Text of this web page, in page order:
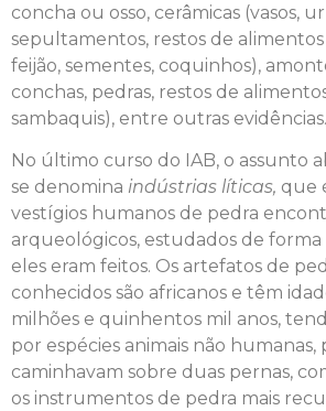
concha ou osso, cerâmicas (vasos,
sepultamentos, restos de alimentos
feijão, sementes, coquinhos),
conchas, pedras, restos de
sambaquis), entre outras evidências.
No último curso do IAB, o assunto
se denomina indústrias líticas, que
vestígios humanos de pedra
arqueológicos, estudados de
eles eram feitos. Os artefatos de
conhecidos são africanos e têm
milhões e quinhentos mil anos,
por espécies animais não
caminhavam sobre duas pernas,
os instrumentos de pedra mais